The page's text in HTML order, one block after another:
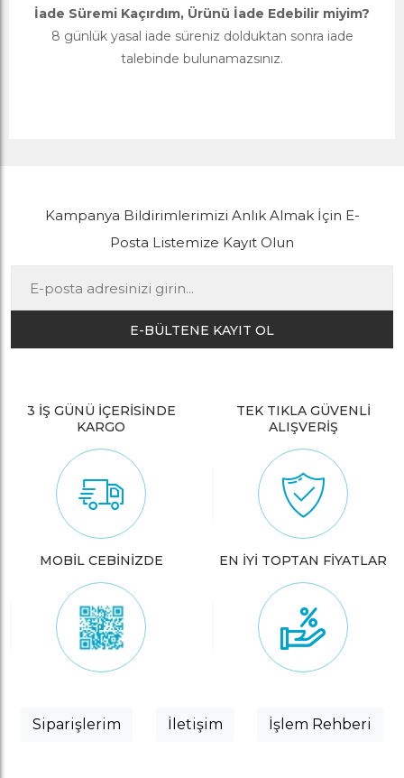
İade Süremi Kaçırdım, Ürünü İade Edebilir miyim?
8 günlük yasal iade süreniz dolduktan sonra iade
talebinde bulunamazsınız.
Kampanya Bildirimlerimizi Anlık Almak İçin E-
Posta Listemize Kayıt Olun
E-BÜLTENE KAYIT OL
3 İŞ GÜNÜ İÇERİSİNDE
KARGO
TEK TIKLA GÜVENLİ
ALIŞVERİŞ
MOBİL CEBİNİZDE EN İYİ TOPTAN FİYATLAR
Siparişlerim İletişim İşlem Rehberi